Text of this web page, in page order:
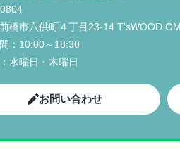
橋市六供町４丁目23‐14 T'sWOOD
： 10:00～18:30
水曜日・木曜日
お問い合わせ